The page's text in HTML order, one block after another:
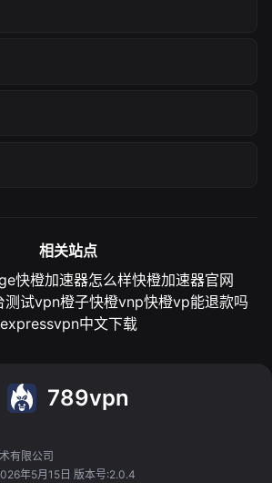
相关站点
快橙加速器怎么样快橙加速器官网
测试vpn橙子快橙vnp快橙vp能退款吗
expressvpn中文下载
789vpn
有限公司
年5月15日 版本号:2.0.4